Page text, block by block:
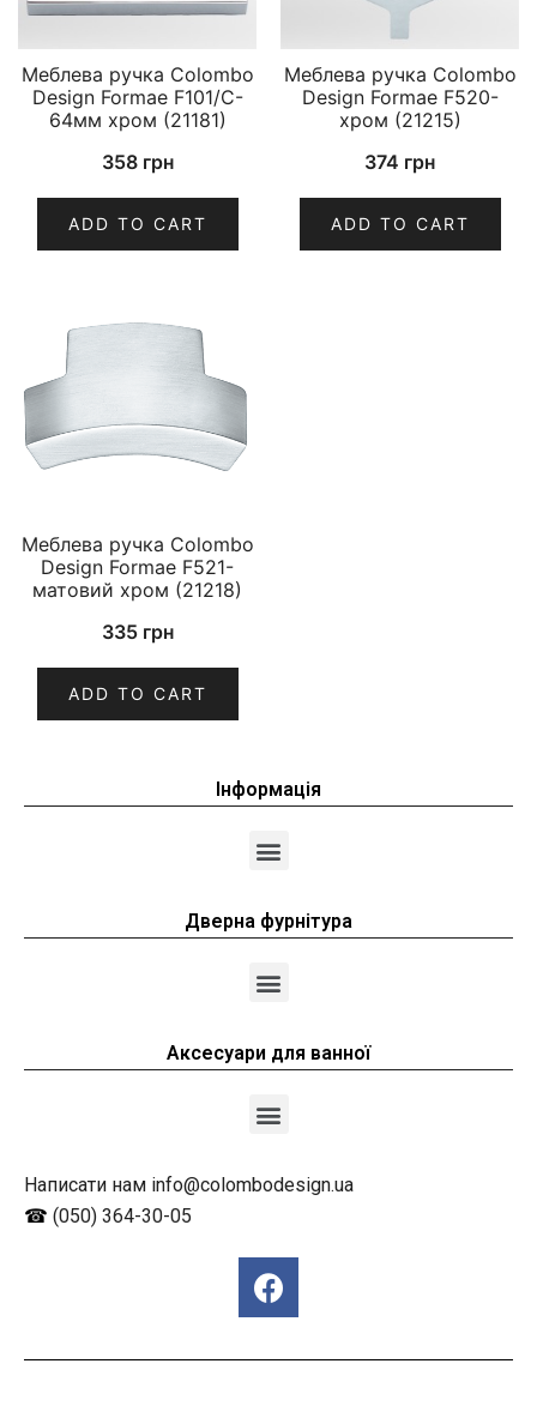
Меблева ручка Colombo
Design Formae F101/C-
64мм хром (21181)
358 грн
ADD TO CART
Меблева ручка Colombo
Design Formae F520-
хром (21215)
374 грн
ADD TO CART
Меблева ручка Colombo
Design Formae F521-
матовий хром (21218)
335 грн
ADD TO CART
Інформація
Дверна фурнітура
Аксесуари для ванної
Написати нам info@colombodesign.ua
☎ (050) 364-30-05